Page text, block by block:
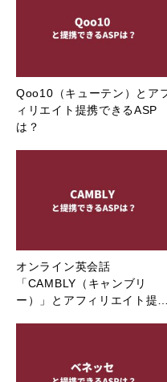
Qoo10（キューテン）とア
ィリエイト提携できるASP
は？
オンライン英会話
「CAMBLY（キャンブリ
ー）」とアフィリエイト提…